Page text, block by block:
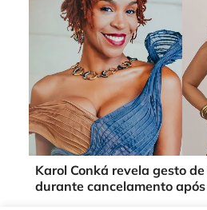
Karol Conká revela gesto
durante cancelamento após